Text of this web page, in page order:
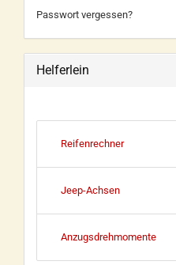
Passwort vergessen?
Helferlein
Reifenrechner
Jeep-Achsen
Anzugsdrehmomente